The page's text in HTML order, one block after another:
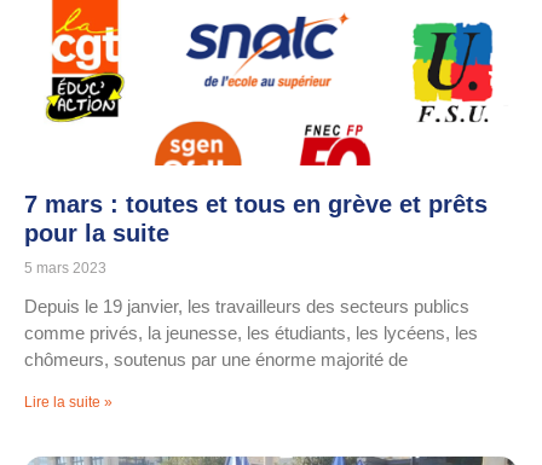
7 mars : toutes et tous en grève et prêts
pour la suite
5 mars 2023
Depuis le 19 janvier, les travailleurs des secteurs publics
comme privés, la jeunesse, les étudiants, les lycéens, les
chômeurs, soutenus par une énorme majorité de
Lire la suite »